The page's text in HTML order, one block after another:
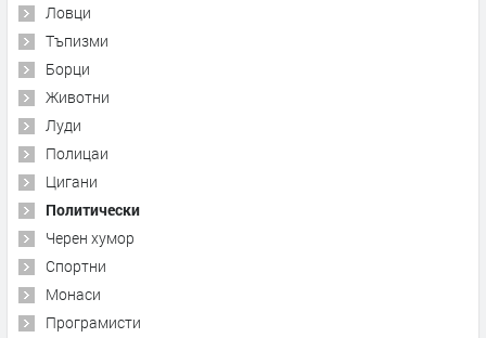
Ловци
Тъпизми
Борци
Животни
Луди
Полицаи
Цигани
Политически
Черен хумор
Спортни
Монаси
Програмисти